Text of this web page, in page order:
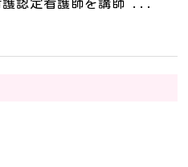
護認定看護師を講師 ...